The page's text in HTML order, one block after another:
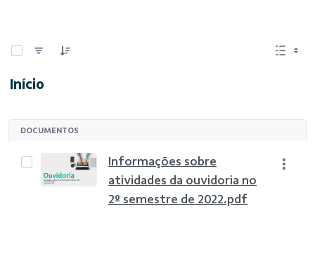
Início
DOCUMENTOS
Informações sobre
atividades da ouvidoria no
2º semestre de 2022.pdf